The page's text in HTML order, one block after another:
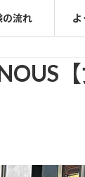
の流れ よ